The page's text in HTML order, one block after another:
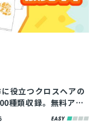
役立つクロスヘアの
種類収録。無料アセ
ク『Crosshair Pack』